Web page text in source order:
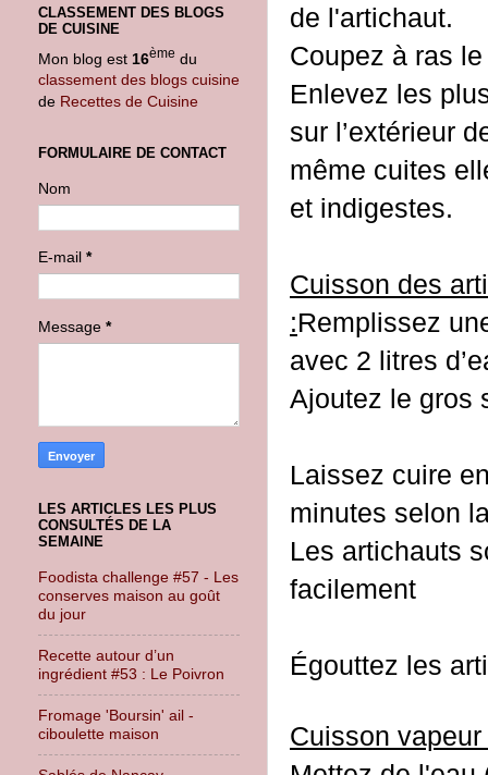
de l'artichaut.
Coupez à ras
Enlevez les
sur l’extérieur
même cuites
et indigestes.
Cuisson des
:Remplissez
avec 2 litres
Ajoutez le gros
Laissez cuire
minutes selon
Les artichauts
facilement
Égouttez les
Cuisson
CLASSEMENT DES BLOGS
DE CUISINE
Mon blog est 16ème du
classement des blogs cuisine
de Recettes de Cuisine
FORMULAIRE DE CONTACT
Nom
E-mail *
Message *
LES ARTICLES LES PLUS
CONSULTÉS DE LA
SEMAINE
Foodista challenge #57 - Les
conserves maison au goût
du jour
Recette autour d’un
ingrédient #53 : Le Poivron
Fromage 'Boursin' ail -
ciboulette maison